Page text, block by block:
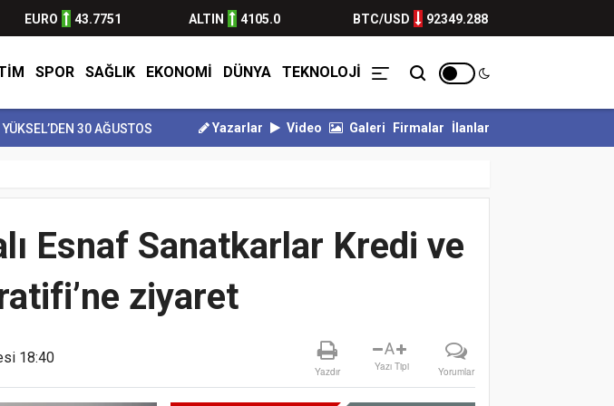
EURO 43.7751 ALTIN 4105.0 BTC/USD 92349.288
SPOR SAĞLIK EKONOMİ DÜNYA TEKNOLOJİ
30 AĞUSTOS ZAFER BAY... BULVARSPOR KALESİ EMİN ELLERDE... BULVARSPOR GÜÇLÜ RAKİBİNE
Yazarlar Video Galeri Firmalar İlanlar
Esnaf Sanatkarlar Kredi ve
ziyaret
18:40
Yazdır
A
Yazı Tipi Yorumlar